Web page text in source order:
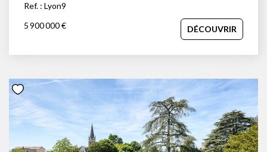
allie luxe, confort et sécurité grâce à sa rénovation
soignée.Dès votre entrée, vous serez séduit par une
somptueuse pièce de vie de 200 m², complétée par une
véranda ouverte sur un écrin de verdure. Profitez d'une
belle terrasse et d'une piscine chauffée de 16 x 4 m.Un
comprenant 6 chambres : une master bedroom avec
bureau, dressing et salle de bains privative, 2 suites avec
chacune leur salle de bains, ainsi que 3 autres chambres
partageant une salle de bains.Alliant le charme de l'ancien
à un confort moderne, cette propriété est idéale pour
accueillir vos réceptions en toute élégance.En annexe,
vous disposerez d'une maison de gardien de 70 m², d'un
Ref. : Lyon9
5 900 000 €
DÉCOUVRIR